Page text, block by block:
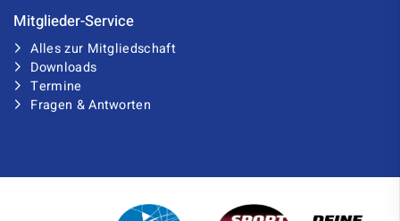
Mitglieder-Service
Alles zur Mitgliedschaft
Downloads
Termine
Fragen & Antworten